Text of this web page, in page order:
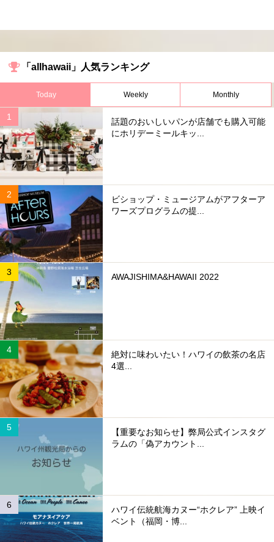
「allhawaii」人気ランキング
Today Weekly Monthly
話題のおいしいパンが店舗でも購入可能
にホリデーミールキッ...
ビショップ・ミュージアムがアフターア
ワーズプログラムの提...
AWAJISHIMA&HAWAII 2022
絶対に味わいたい！ハワイの飲茶の名店
4選...
【重要なお知らせ】弊局公式インスタグ
ラムの「偽アカウント...
ハワイ伝統航海カヌー“ホクレア” 上映イ
ベント（福岡・博...